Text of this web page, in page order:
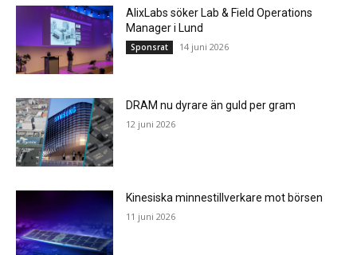
AlixLabs söker Lab & Field Operations
Manager i Lund
Sponsrat 14 juni 2026
DRAM nu dyrare än guld per gram
12 juni 2026
Kinesiska minnestillverkare mot börsen
11 juni 2026